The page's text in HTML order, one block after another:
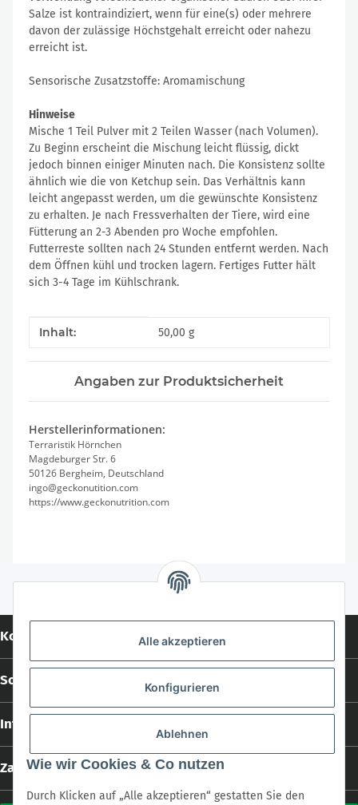
Alle akzeptieren
Konfigurieren
Ablehnen
Wie wir Cookies & Co nutzen
Durch Klicken auf „Alle akzeptieren“ gestatten Sie den
Salze ist kontraindiziert, wenn für eine(s) oder mehrere
davon der zulässige Höchstgehalt erreicht oder nahezu
erreicht ist.
Sensorische Zusatzstoffe: Aromamischung
Hinweise
Mische 1 Teil Pulver mit 2 Teilen Wasser (nach Volumen).
Zu Beginn erscheint die Mischung leicht flüssig, dickt
jedoch binnen einiger Minuten nach. Die Konsistenz sollte
ähnlich wie die von Ketchup sein. Das Verhältnis kann
leicht angepasst werden, um die gewünschte Konsistenz
zu erhalten. Je nach Fressverhalten der Tiere, wird eine
Fütterung an 2-3 Abenden pro Woche empfohlen.
Futterreste sollten nach 24 Stunden entfernt werden. Nach
dem Öffnen kühl und trocken lagern. Fertiges Futter hält
sich 3-4 Tage im Kühlschrank.
Produkteigenschaft
Wert
Inhalt: 50,00 g
Angaben zur Produktsicherheit
Herstellerinformationen:
Terraristik Hörnchen
Magdeburger Str. 6
50126 Bergheim, Deutschland
ingo@geckonutition.com
https://www.geckonutrition.com
Kontakt
Social Media
Informationen
Zahlungs- und Versandarten